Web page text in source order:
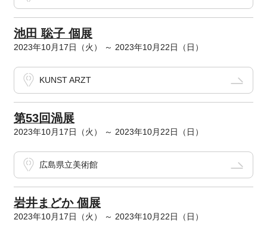
池田 聡子 個展
2023年10月17日（火） ～ 2023年10月22日（日）
KUNST ARZT
第53回渦展
2023年10月17日（火） ～ 2023年10月22日（日）
広島県立美術館
岩井まどか 個展
2023年10月17日（火） ～ 2023年10月22日（日）